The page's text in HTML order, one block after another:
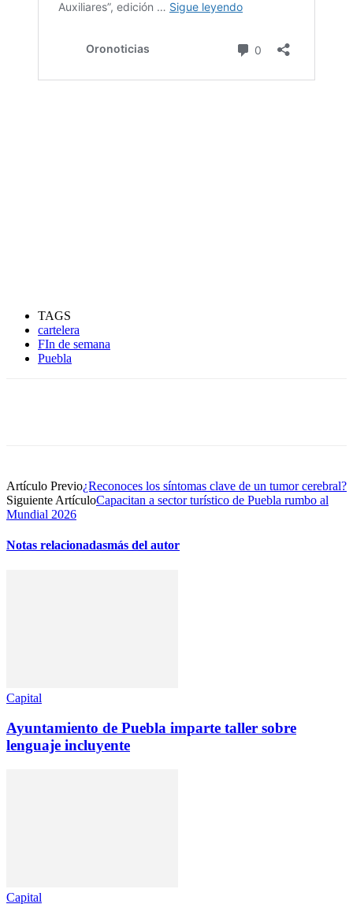
TAGS
cartelera
FIn de semana
Puebla
Artículo Previo¿Reconoces los síntomas clave de un tumor cerebral?
Siguiente ArtículoCapacitan a sector turístico de Puebla rumbo al
Mundial 2026
Notas relacionadasmás del autor
Capital
Ayuntamiento de Puebla imparte taller sobre
lenguaje incluyente
Capital